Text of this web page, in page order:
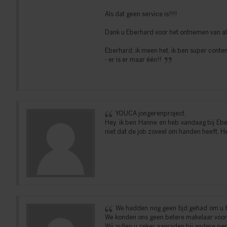
Als dat geen service is!!!!
Dank u Eberhard voor het ontnemen van
Eberhard, ik meen het, ik ben super
- er is er maar één!!
YOUCA jongerenproject.
Hey, ik ben Hanne en heb vandaag bij
niet dat de job zoveel om handen heeft.
We hadden nog geen tijd gehad om
We konden ons geen betere makelaar